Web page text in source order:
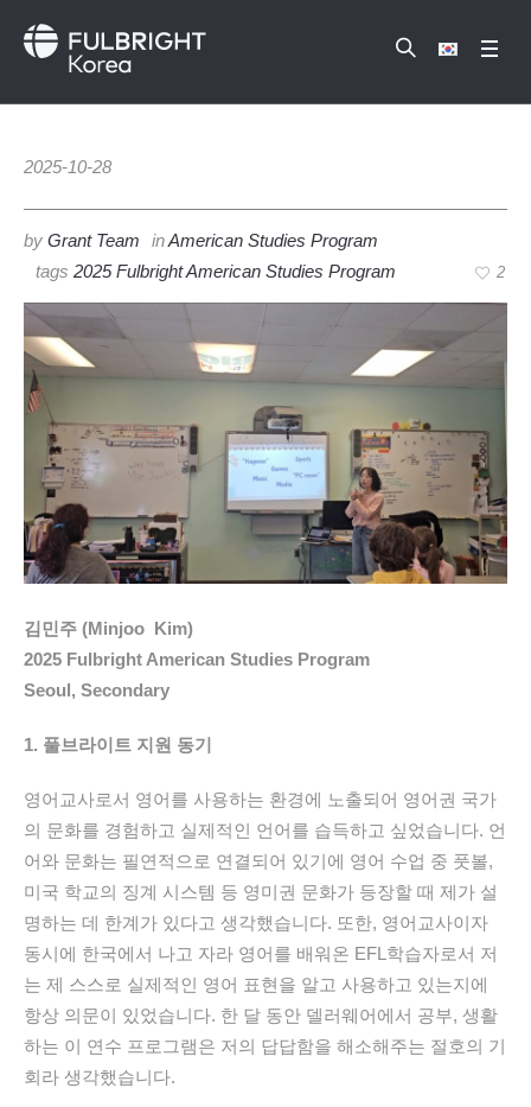
2025-10-28
by Grant Team inAmerican Studies Program
tags 2025 Fulbright American Studies Program 2
김민주 (Minjoo Kim)
2025 Fulbright American Studies Program
Seoul, Secondary
1. 풀브라이트 지원 동기
영어교사로서 영어를 사용하는 환경에 노출되어 영어권 국가
의 문화를 경험하고 실제적인 언어를 습득하고 싶었습니다. 언
어와 문화는 필연적으로 연결되어 있기에 영어 수업 중 풋볼,
미국 학교의 징계 시스템 등 영미권 문화가 등장할 때 제가 설
명하는 데 한계가 있다고 생각했습니다. 또한, 영어교사이자
동시에 한국에서 나고 자라 영어를 배워온 EFL 학습자로서 저
는 제 스스로 실제적인 영어 표현을 알고 사용하고 있는지에
항상 의문이 있었습니다. 한 달 동안 델러웨어에서 공부, 생활
하는 이 연수 프로그램은 저의 답답함을 해소해주는 절호의 기
회라 생각했습니다.